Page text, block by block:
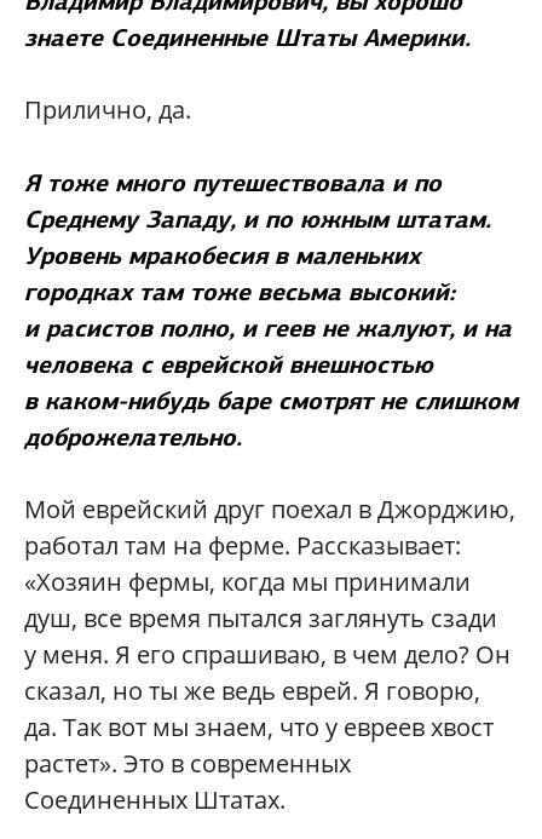
знаете Соединенные Штаты Америки.
Прилично, да.
Я тоже много путешествовала и по
Среднему Западу, и по южным штатам.
Уровень мракобесия в маленьких
городках там тоже весьма высокий:
и расистов полно, и геев не жалуют, и на
человека с еврейской внешностью
в каком-нибудь баре смотрят не слишком
доброжелательно.
Мой еврейский друг поехал в Джорджию,
работал там на ферме. Рассказывает:
«Хозяин фермы, когда мы принимали
душ, все время пытался заглянуть сзади
у меня. Я его спрашиваю, в чем дело? Он
сказал, но ты же ведь еврей. Я говорю,
да. Так вот мы знаем, что у евреев хвост
растет». Это в современных
Соединенных Штатах.